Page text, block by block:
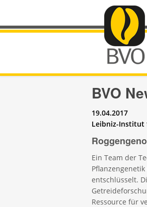
BVO
19.04.2017
Leibniz-Institut
Ein Team der
entschlüsselt.
Ressource für